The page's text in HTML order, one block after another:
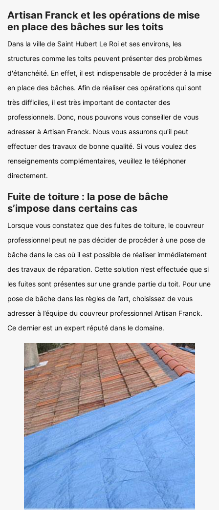
Artisan Franck et les opérations de mise
en place des bâches sur les toits
Dans la ville de Saint Hubert Le Roi et ses environs, les
structures comme les toits peuvent présenter des problèmes
d'étanchéité. En effet, il est indispensable de procéder à la mise
en place des bâches. Afin de réaliser ces opérations qui sont
très difficiles, il est très important de contacter des
professionnels. Donc, nous pouvons vous conseiller de vous
adresser à Artisan Franck. Nous vous assurons qu'il peut
effectuer des travaux de bonne qualité. Si vous voulez des
renseignements complémentaires, veuillez le téléphoner
directement.
Fuite de toiture : la pose de bâche
s’impose dans certains cas
Lorsque vous constatez que des fuites de toiture, le couvreur
professionnel peut ne pas décider de procéder à une pose de
bâche dans le cas où il est possible de réaliser immédiatement
des travaux de réparation. Cette solution n’est effectuée que si
les fuites sont présentes sur une grande partie du toit. Pour une
pose de bâche dans les règles de l’art, choisissez de vous
adresser à l’équipe du couvreur professionnel Artisan Franck.
Ce dernier est un expert réputé dans le domaine.